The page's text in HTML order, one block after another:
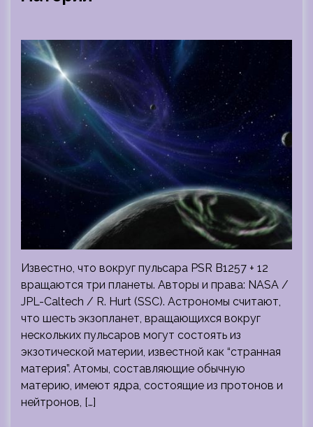
Известно, что вокруг пульсара PSR B1257 + 12
вращаются три планеты. Авторы и права: NASA /
JPL-Caltech / R. Hurt (SSC). Астрономы считают,
что шесть экзопланет, вращающихся вокруг
нескольких пульсаров могут состоять из
экзотической материи, известной как “странная
материя”. Атомы, составляющие обычную
материю, имеют ядра, состоящие из протонов и
нейтронов, […]